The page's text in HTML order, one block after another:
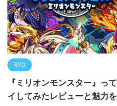
RPG
『ミリオンモンスター』っ
イしてみたレビューと魅力を